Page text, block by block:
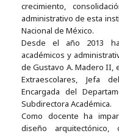
crecimiento,
administrativo de esta
Nacional de México.
Desde el año 2013
académicos y
de Gustavo A. Madero II,
Extraescolares, Jefa
Encargada del
Subdirectora Académica.
Como docente ha
diseño arquitectónico,